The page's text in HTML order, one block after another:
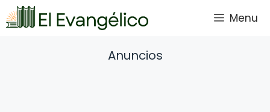
Saltar
al
Menu
Anuncios